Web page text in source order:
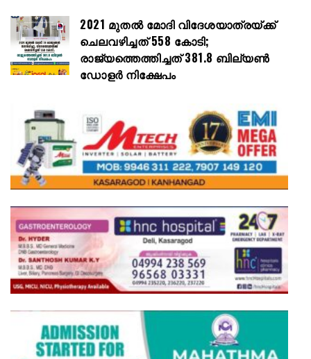
2021 മുതൽ മോദി വിദേശയാത്രയ്ക്ക്
ചെലവഴിച്ചത് 558 കോടി;
രാജ്യത്തെത്തിച്ചത് 381.8 ബില്യൺ
ഡോളർ നിക്ഷേപം